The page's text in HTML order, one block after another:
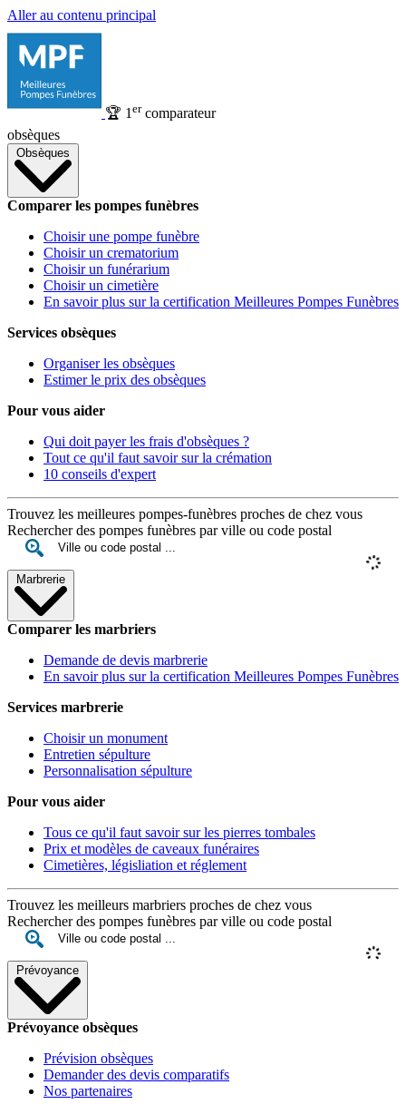
Aller au contenu principal
🏆 1 ercomparateur
obsèques
Obsèques
Comparer les pompes funèbres
Choisir une pompe funèbre
Choisir un crematorium
Choisir un funérarium
Choisir un cimetière
En savoir plus sur la certification Meilleures Pompes Funèbres
Services obsèques
Organiser les obsèques
Estimer le prix des obsèques
Pour vous aider
Qui doit payer les frais d'obsèques ?
Tout ce qu'il faut savoir sur la crémation
10 conseils d'expert
Trouvez les meilleures pompes-funèbres proches de chez vous
Rechercher des pompes funèbres par ville ou code postal
Marbrerie
Comparer les marbriers
Demande de devis marbrerie
En savoir plus sur la certification Meilleures Pompes Funèbres
Services marbrerie
Choisir un monument
Entretien sépulture
Personnalisation sépulture
Pour vous aider
Tous ce qu'il faut savoir sur les pierres tombales
Prix et modèles de caveaux funéraires
Cimetières, législiation et réglement
Trouvez les meilleurs marbriers proches de chez vous
Rechercher des pompes funèbres par ville ou code postal
Prévoyance
Prévoyance obsèques
Prévision obsèques
Demander des devis comparatifs
Nos partenaires